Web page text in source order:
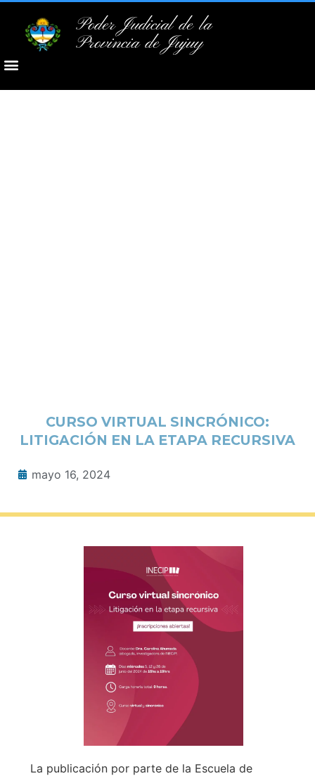
Poder Judicial de la
Provincia de Jujuy
CURSO VIRTUAL SINCRÓNICO:
LITIGACIÓN EN LA ETAPA RECURSIVA
mayo 16, 2024
La publicación por parte de la Escuela de